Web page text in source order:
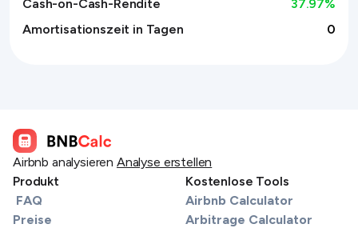
Cash-on-Cash-Rendite 37.97%
Amortisationszeit in Tagen
0
Airbnb analysieren Analyse erstellen
Produkt
FAQ
Preise
Kostenlose Tools
Airbnb Calculator
Arbitrage Calculator